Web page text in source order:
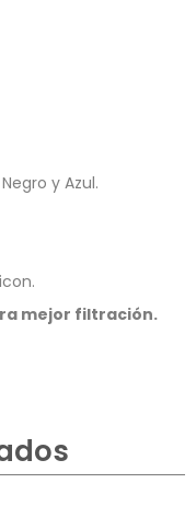
y Azul.
mejor filtración.